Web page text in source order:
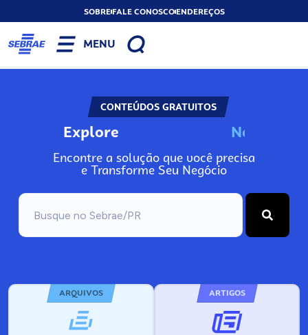
SOBREFALE CONOSCOENDEREÇOS
MENU
CONTEÚDOS GRATUITOS
Explore No
Encontre a solução que você precisa
e Transforme Seu Negócio
ARQUIVOS ARTIGOS